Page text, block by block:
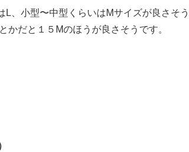
、小型〜中型くらいはMサイズが良さそ
だと１５Mのほうが良さそうです。